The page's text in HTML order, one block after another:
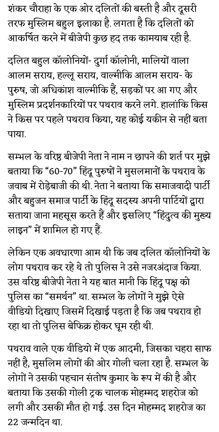
शंकर चौराहा के एक ओर दलितों की बस्ती है और दूसरी
तरफ मुस्लिम बहुल इलाका है. लगता है कि दलितों को
आकर्षित करने में बीजेपी कुछ हद तक कामयाब रही है.
दलित बहुल कॉलोनियों- दुर्गा कॉलोनी, मालियों वाला
आलम सराय, हल्लू सराय, वाल्मीकि आलम सराय- के
पुरुष, जो अधिकांश वाल्मीकि हैं, सड़कों पर आ गए और
मुस्लिम प्रदर्शनकारियों पर पथराव करने लगे. हालांकि किस
ने किस पर पहले पथराव किया, यह कोई यकीन से नहीं बता
पाया.
सम्भल के वरिष्ठ बीजेपी नेता ने नाम न छापने की शर्त पर मुझे
बताया कि “60-70” हिंदू पुरुषों ने मुसलमानों के पथराव के
जवाब में रोड़ेबाजी की थी. नेता ने बताया कि समाजवादी पार्टी
और बहुजन समाज पार्टी के हिंदू सदस्य अपनी पार्टियों द्वारा
सताया जाना महसूस करते हैं और इसलिए “हिंदुत्व की मुख्य
लाइन” में शामिल हो गए हैं.
लेकिन एक अवधारणा आम थी कि जब दलित कॉलोनियों के
लोग पथराव कर रहे थे तो पुलिस ने उसे नजरअंदाज किया.
उस वरिष्ठ बीजेपी नेता ने यह बात मानी कि हिंदू पक्ष को
पुलिस का “समर्थन” था. सम्भल के लोगों ने मुझे ऐसे
वीडियो दिखाए जिसमें दिखाई पड़ता है कि जब पथराव हो
रहा था तो पुलिस बेफिक्र होकर घूम रही थी.
पथराव वाले एक वीडियो में एक आदमी, जिसका चहरा साफ
नहीं है, मुसलिम लोगों की ओर गोली चला रहा है. सम्भल के
लोगों ने उसकी पहचान संतोष कुमार के रूप में की है और
बताया कि उसकी गोली ट्रक चालक मोहम्मद शहरोज को
लगी और उसकी मौत हो गई. उस दिन मोहम्मद शहरोज का
22 जन्मदिन था.